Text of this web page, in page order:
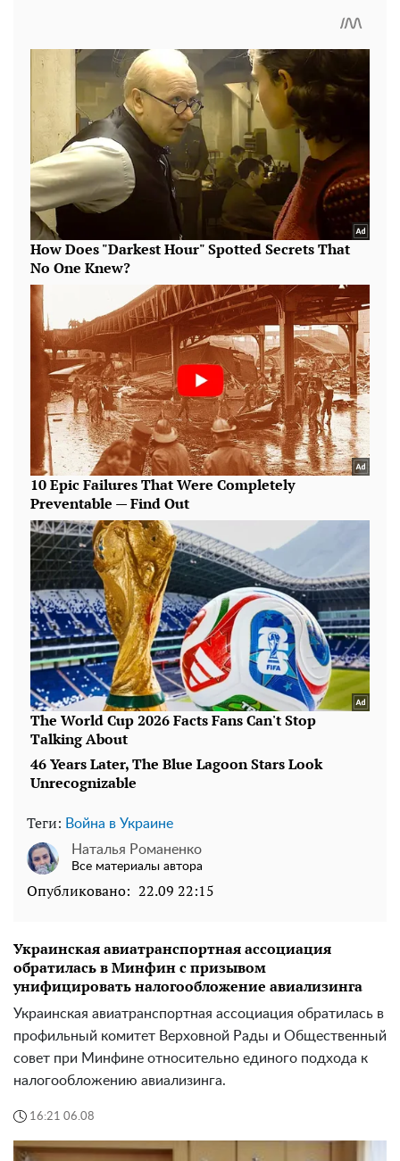
Теги: Война в Украине
Наталья Романенко
Все материалы автора
Опубликовано: 22.09 22:15
Украинская авиатранспортная ассоциация
обратилась в Минфин с призывом
унифицировать налогообложение авиализинга
Украинская авиатранспортная ассоциация обратилась в
профильный комитет Верховной Рады и Общественный
совет при Минфине относительно единого подхода к
налогообложению авиализинга.
16:21 06.08